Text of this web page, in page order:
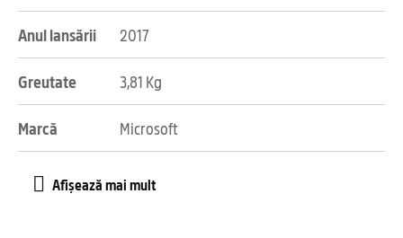
Anul lansării 2017
Greutate 3,81 Kg
Marcă Microsoft